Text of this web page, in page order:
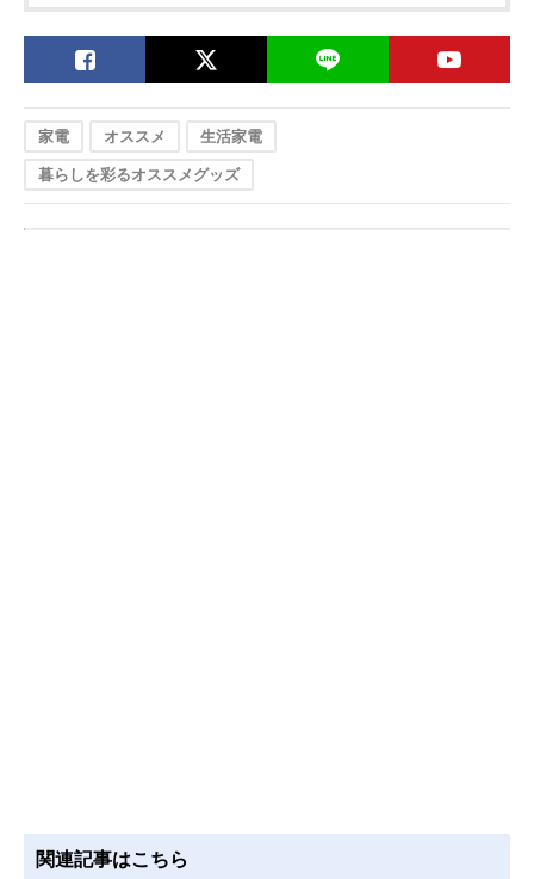
家電 オススメ 生活家電
暮らしを彩るオススメグッズ
関連記事はこちら